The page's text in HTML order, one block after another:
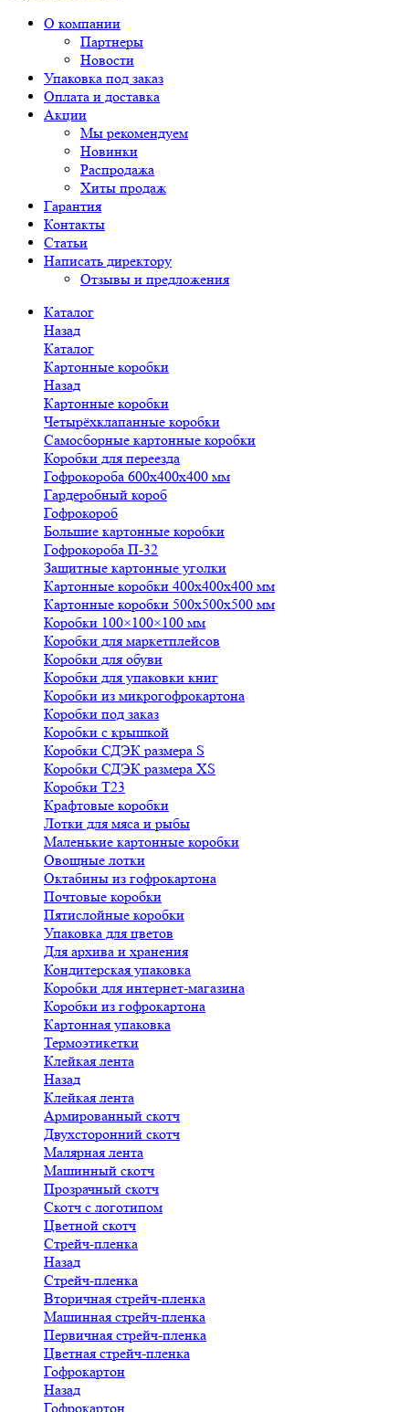
О компании
Партнеры
Новости
Упаковка под заказ
Оплата и доставка
Акции
Мы рекомендуем
Новинки
Распродажа
Хиты продаж
Гарантия
Контакты
Статьи
Написать директору
Отзывы и предложения
Каталог
Назад
Каталог
Картонные коробки
Назад
Картонные коробки
Четырёхклапанные коробки
Самосборные картонные коробки
Коробки для переезда
Гофрокороба 600х400х400 мм
Гардеробный короб
Гофрокороб
Большие картонные коробки
Гофрокороба П-32
Защитные картонные уголки
Картонные коробки 400х400х400 мм
Картонные коробки 500х500х500 мм
Коробки 100×100×100 мм
Коробки для маркетплейсов
Коробки для обуви
Коробки для упаковки книг
Коробки из микрогофрокартона
Коробки под заказ
Коробки с крышкой
Коробки СДЭК размера S
Коробки СДЭК размера XS
Коробки Т23
Крафтовые коробки
Лотки для мяса и рыбы
Маленькие картонные коробки
Овощные лотки
Октабины из гофрокартона
Почтовые коробки
Пятислойные коробки
Упаковка для цветов
Для архива и хранения
Кондитерская упаковка
Коробки для интернет-магазина
Коробки из гофрокартона
Картонная упаковка
Термоэтикетки
Клейкая лента
Назад
Клейкая лента
Армированный скотч
Двухсторонний скотч
Малярная лента
Машинный скотч
Прозрачный скотч
Скотч с логотипом
Цветной скотч
Стрейч-пленка
Назад
Стрейч-пленка
Вторичная стрейч-пленка
Машинная стрейч-пленка
Первичная стрейч-пленка
Цветная стрейч-пленка
Гофрокартон
Назад
Гофрокартон